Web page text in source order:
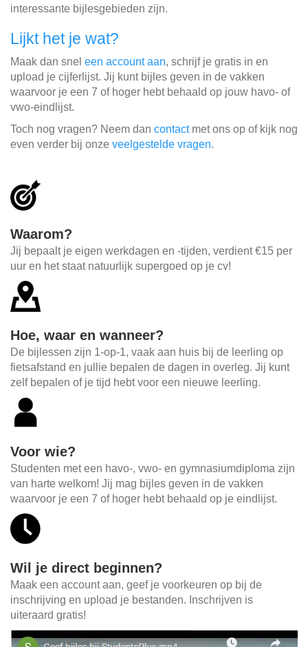
interessante bijlesgebieden zijn.
Lijkt het je wat?
Maak dan snel een account aan, schrijf je gratis in en
upload je cijferlijst. Jij kunt bijles geven in de vakken
waarvoor je een 7 of hoger hebt behaald op jouw havo- of
vwo-eindlijst.
Toch nog vragen? Neem dan contactmet ons op of kijk nog
even verder bij onze veelgestelde vragen.
Waarom?
Jij bepaalt je eigen werkdagen en -tijden, verdient €15 per
uur en het staat natuurlijk supergoed op je cv!
Hoe, waar en wanneer?
De bijlessen zijn 1-op-1, vaak aan huis bij de leerling op
fietsafstand en jullie bepalen de dagen in overleg. Jij kunt
zelf bepalen of je tijd hebt voor een nieuwe leerling.
Voor wie?
Studenten met een havo-, vwo- en gymnasiumdiploma zijn
van harte welkom! Jij mag bijles geven in de vakken
waarvoor je een 7 of hoger hebt behaald op je eindlijst.
Wil je direct beginnen?
Maak een account aan, geef je voorkeuren op bij de
inschrijving en upload je bestanden. Inschrijven is
uiteraard gratis!